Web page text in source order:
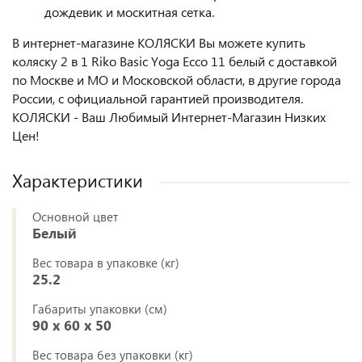
дождевик и москитная сетка.
В интернет-магазине КОЛЯСКИ Вы можете купить
коляску 2 в 1 Riko Basic Yoga Ecco 11 белый с доставкой
по Москве и МО и Московской области, в другие города
России, с официальной гарантией производителя.
КОЛЯСКИ - Ваш Любимый Интернет-Магазин Низких
Цен!
Характеристики
Основной цвет
Белый
Вес товара в упаковке (кг)
25.2
Габариты упаковки (см)
90 x 60 x 50
Вес товара без упаковки (кг)